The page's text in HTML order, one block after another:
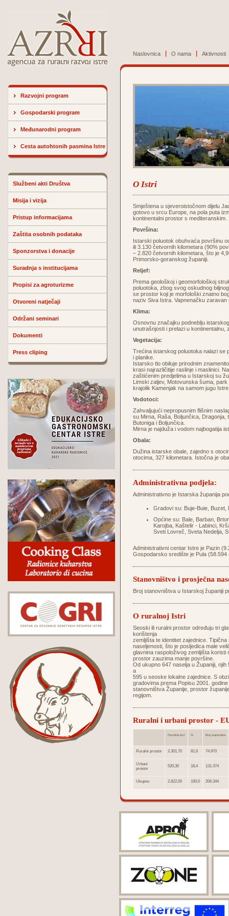
Naslovnica O nama Aktivnosti
Razvojni program
Gospodarski program
Međunarodni program
Cesta autohtonih pasmina Istre
Službeni akti Društva
Misija i vizija
Pristup informacijama
Zaštita osobnih podataka
Sponzorstva i donacije
Suradnja s institucijama
Propisi za agroturizme
Otvoreni natječaji
Održani seminari
Dokumenti
Press cliping
O Istri
Smještena u sjeveroistočnom dijelu
gotovo u srcu Europe, na pola puta
kontinentalni prostor s mediteranskim.
Površina:
Istarski poluotok obuhvaća površinu
ili 3.130 četvornih kilometara (90%
– 2.820 četvornih kilometara, što je
Primorsko-goranskog županiji.
Reljef:
Prema geološkoj i geomorfološkoj
poluotoka, zbog svog oskudnog
se prostor koji je morfološki znatno
naziv Siva Istra. Vapnenačku
Klima:
Osnovnu značajku podneblju
unutrašnjosti i prelazi u kontinentalnu,
Vegetacija:
Trećina istarskog poluotoka nalazi se
i planike.
Istarsko tlo obiluje prirodnim
krasi najrazličitije raslinje i maslinici.
zaštićenim predjelima u Istarskoj su
Limski zaljev, Motovunska šuma,
krajolik Kamenjak na samom jugu
Vodotoci:
Zahvaljujući nepropusnim flišnim
su Mirna, Raša, Boljunčica,
Butoniga i Boljunčica.
Mirna je najduža i vodom najbogatija
Obala:
Dužina istarske obale, zajedno s
otocima, 327 kilometara. Istočna je
Administrativna podjela:
Administrativno je Istarska županija
Gradovi su: Buje-Buie, Buzet,
Općine su: Bale, Barban,
Karojba, Kaštelir - Labinci,
Sveti Lovreč, Sveta Nedelja,
Administrativni centar Istre je Pazin
Gospodarsko središte je Pula (58.594
Stanovništvo i prosječna
Broj stanovništva u Istarskoj županiji
O ruralnoj Istri
Seoski ili ruralni prostor određuju tri
korištenja
zemljišta te identitet zajednice.
naseljenosti, što je posljedica male
glavnina raspoloživog zemljišta
prostor zauzima manje površine.
Od ukupno 647 naselja u Županiji,
a
595 u seoske lokalne zajednice. S
gradovima prema Popisu 2001.
stanovništva Županije, prostor
regijom.
Ruralni i urbani prostor -
Površina km² % Broj stanovnika
Ruralni prostor 2.301,70 81,6 74.970
Urbani
prostor
520,30 18,4 131.374
Ukupno 2.822,00 100,0 206.344